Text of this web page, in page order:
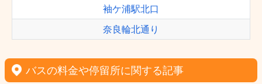
袖ケ浦駅北口
奈良輪北通り
バスの料金や停留所に関する記事